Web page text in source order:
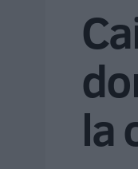
la